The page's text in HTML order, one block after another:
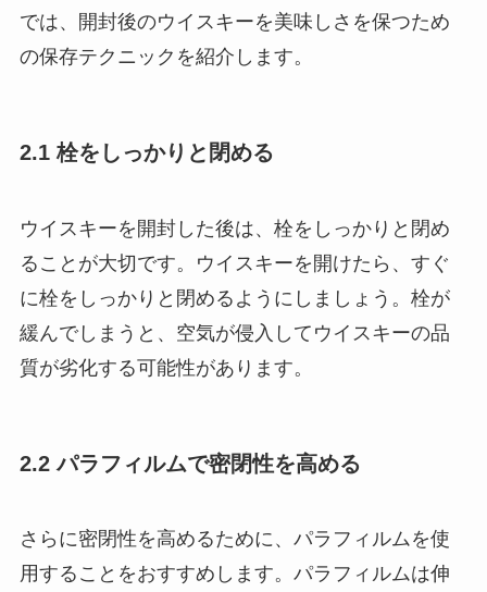
では、開封後のウイスキーを美味しさを保つため
の保存テクニックを紹介します。
2.1 栓をしっかりと閉める
ウイスキーを開封した後は、栓をしっかりと閉め
ることが大切です。ウイスキーを開けたら、すぐ
に栓をしっかりと閉めるようにしましょう。栓が
緩んでしまうと、空気が侵入してウイスキーの品
質が劣化する可能性があります。
2.2 パラフィルムで密閉性を高める
さらに密閉性を高めるために、パラフィルムを使
用することをおすすめします。パラフィルムは伸